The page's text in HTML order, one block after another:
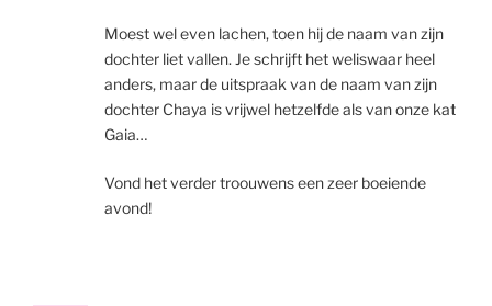
Moest wel even lachen, toen hij de naam van zijn
dochter liet vallen. Je schrijft het weliswaar heel
anders, maar de uitspraak van de naam van zijn
dochter Chaya is vrijwel hetzelfde als van onze kat
Gaia…
Vond het verder troouwens een zeer boeiende
avond!